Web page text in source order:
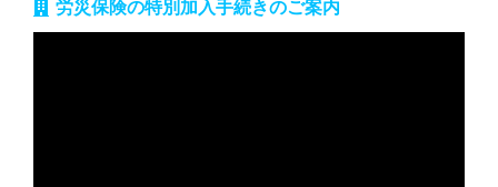
労災保険の特別加入手続きのご案内